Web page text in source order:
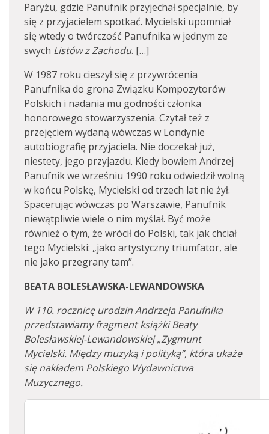
Paryżu, gdzie Panufnik przyjechał specjalnie, by
się z przyjacielem spotkać. Mycielski upomniał
się wtedy o twórczość Panufnika w jednym ze
swych Listów z Zachodu. […]
W 1987 roku cieszył się z przywrócenia
Panufnika do grona Związku Kompozytorów
Polskich i nadania mu godności członka
honorowego stowarzyszenia. Czytał też z
przejęciem wydaną wówczas w Londynie
autobiografię przyjaciela. Nie doczekał już,
niestety, jego przyjazdu. Kiedy bowiem Andrzej
Panufnik we wrześniu 1990 roku odwiedził wolną
w końcu Polskę, Mycielski od trzech lat nie żył.
Spacerując wówczas po Warszawie, Panufnik
niewątpliwie wiele o nim myślał. Być może
również o tym, że wrócił do Polski, tak jak chciał
tego Mycielski: „jako artystyczny triumfator, ale
nie jako przegrany tam”.
BEATA BOLESŁAWSKA-LEWANDOWSKA
W 110. rocznicę urodzin Andrzeja Panufnika
przedstawiamy fragment książki Beaty
Bolesławskiej-Lewandowskiej „Zygmunt
Mycielski. Między muzyką i polityką”, która ukaże
się nakładem Polskiego Wydawnictwa
Muzycznego.